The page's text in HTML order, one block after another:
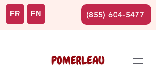
FR EN (855) 604-5477